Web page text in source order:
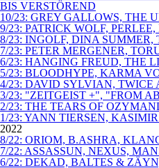
BIS VERSTÖREND
10/23: GREY GALLOWS, THE
9/23: PATRICK WOLF,
8/23: INGOLF, DINA
7/23: PETER MERGENER,
6/23: HANGING FREUD, THE
5/23: BLOODHYPE, KARMA
4/23: DAVID SYLVIAN, TWICE
3/23: "ZEITGEIST +", "FROM
2/23: THE TEARS OF
1/23: YANN TIERSEN,
2022
8/22: ORIOM, B.ASHRA,
7/22: ASSASSUN, NEXUS,
6/22: DEKAD, BALTES &